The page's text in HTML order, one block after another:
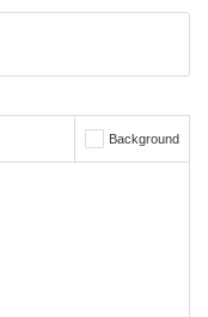
Background